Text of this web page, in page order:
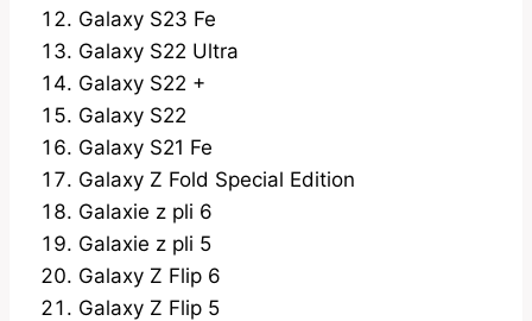
Galaxy S23 Fe
Galaxy S22 Ultra
Galaxy S22 +
Galaxy S22
Galaxy S21 Fe
Galaxy Z Fold Special Edition
Galaxie z pli 6
Galaxie z pli 5
Galaxy Z Flip 6
Galaxy Z Flip 5